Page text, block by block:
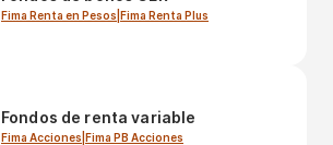
Fima Renta en Pesos Fima Renta Plus
Fondos de renta variable
Fima Acciones Fima PB Acciones